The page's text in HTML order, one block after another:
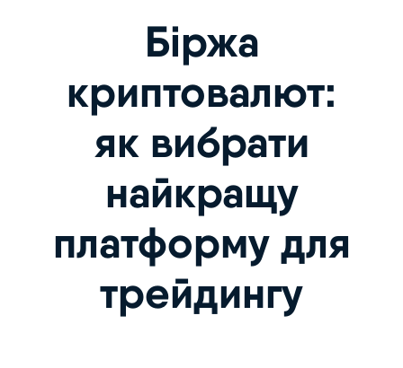
Біржа
криптовалют:
як вибрати
найкращу
платформу для
трейдингу